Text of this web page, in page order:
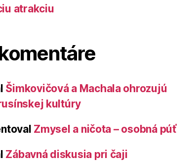
atrakciu
Šimkovičová a Machala ohrozujú
kultúry
Zmysel a ničota – osobná púť
Zábavná diskusia pri čaji